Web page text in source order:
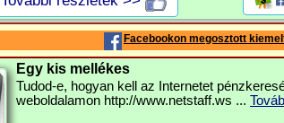
Facebookon megosztott
Egy kis mellékes
Tudod-e, hogyan kell az Internetet
weboldalamon http://www.netstaff.ws ...